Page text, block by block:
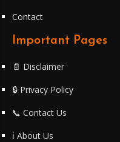
Contact
Important Pages
📄 Disclaimer
🔒 Privacy Policy
📞 Contact Us
ℹ️ About Us